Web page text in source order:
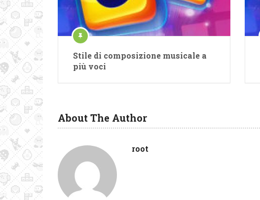
Stile di composizione musicale a
più voci
About The Author
root